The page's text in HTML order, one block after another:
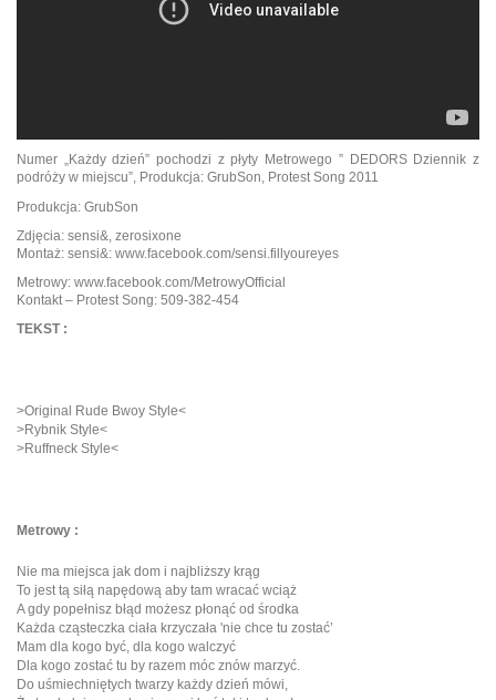
Numer „Każdy dzień” pochodzi z płyty Metrowego ” DEDORS Dziennik z
podróży w miejscu”, Produkcja: GrubSon, Protest Song 2011
Produkcja: GrubSon
Zdjęcia: sensi&, zerosixone
Montaż: sensi&: www.facebook.com/sensi.fillyoureyes
Metrowy: www.facebook.com/MetrowyOfficial
Kontakt – Protest Song: 509-382-454
TEKST :
>Original Rude Bwoy Style<
>Rybnik Style<
>Ruffneck Style<
Metrowy :
Nie ma miejsca jak dom i najbliższy krąg
To jest tą siłą napędową aby tam wracać wciąż
A gdy popełnisz błąd możesz płonąć od środka
Każda cząsteczka ciała krzyczała 'nie chce tu zostać’
Mam dla kogo być, dla kogo walczyć
Dla kogo zostać tu by razem móc znów marzyć.
Do uśmiechniętych twarzy każdy dzień mówi,